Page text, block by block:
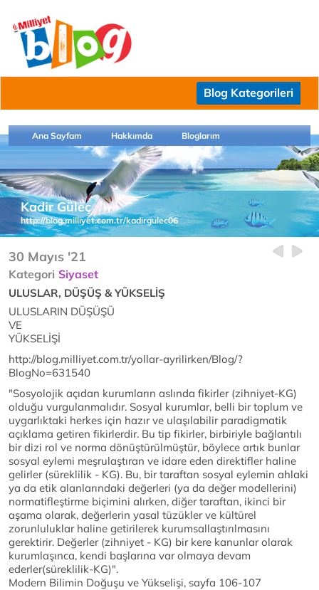
Blog Kategorileri
Ana Sayfam Hakkımda Bloglarım
Kadir Güleç
http://blog.milliyet.com.tr/kadirgulec06
30 Mayıs '21
Kategori Siyaset
ULUSLAR, DÜŞÜŞ & YÜKSELİŞ
ULUSLARIN DÜŞÜŞÜ
VE
YÜKSELİŞİ
http://blog.milliyet.com.tr/yollar-ayrilirken/Blog/?
BlogNo=631540
"Sosyolojik açıdan kurumların aslında fikirler (zihniyet-KG)
olduğu vurgulanmalıdır. Sosyal kurumlar, belli bir toplum ve
uygarlıktaki herkes için hazır ve ulaşılabilir paradigmatik
açıklama getiren fikirlerdir. Bu tip fikirler, birbiriyle bağlantılı
bir dizi rol ve norma dönüştürülmüştür, böylece artık bunlar
sosyal eylemi meşrulaştıran ve idare eden direktifler haline
gelirler (süreklilik - KG). Bu, bir taraftan sosyal eylemin ahlaki
ya da etik alanlarındaki değerleri (ya da değer modellerini)
normatifleştirme biçimini alırken, diğer taraftan, ikinci bir
aşama olarak, değerlerin yasal tüzükler ve kültürel
zorunluluklar haline getirilerek kurumsallaştırılmasını
gerektirir. Değerler (zihniyet - KG) bir kere kanunlar olarak
kurumlaşınca, kendi başlarına var olmaya devam
ederler(süreklilik-KG)".
Modern Bilimin Doğuşu ve Yükselişi, sayfa 106-107